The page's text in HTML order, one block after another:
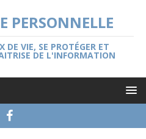
PERSONNELLE
DE VIE, SE PROTÉGER ET
DE L'INFORMATION